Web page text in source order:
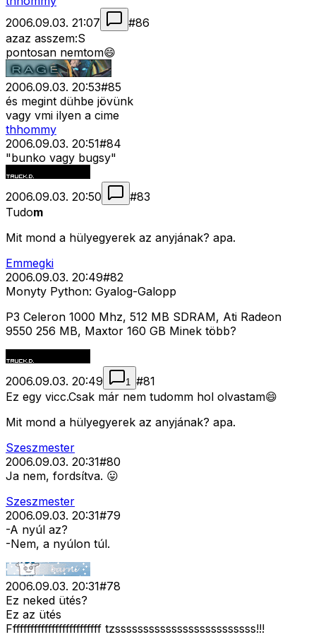
2006.09.03. 21:07
#86
azaz asszem:S
pontosan nemtom😄
2006.09.03. 20:53#85
és megint dühbe jövünk
vagy vmi ilyen a cime
thhommy
2006.09.03. 20:51#84
"bunko vagy bugsy"
2006.09.03. 20:50 #83
Tudom
Mit mond a hülyegyerek az anyjának? apa.
Emmegki
2006.09.03. 20:49#82
Monyty Python: Gyalog-Galopp
P3 Celeron 1000 Mhz, 512 MB SDRAM, Ati Radeon
9550 256 MB, Maxtor 160 GB Minek több?
2006.09.03. 20:49 1 #81
Ez egy vicc.Csak már nem tudomm hol olvastam😄
Mit mond a hülyegyerek az anyjának? apa.
Szeszmester
2006.09.03. 20:31#80
Ja nem, fordsítva. 😛
Szeszmester
2006.09.03. 20:31#79
-A nyúl az?
-Nem, a nyúlon túl.
2006.09.03. 20:31#78
Ez neked ütés?
Ez az ütés
Ffffffffffffffffffffffffff tzsssssssssssssssssssssssss!!!